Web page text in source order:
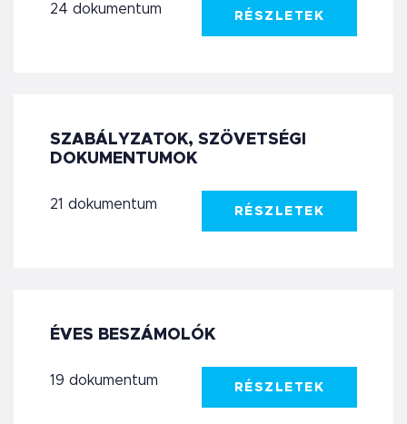
24 dokumentum
RÉSZLETEK
SZABÁLYZATOK, SZÖVETSÉGI
DOKUMENTUMOK
21 dokumentum
RÉSZLETEK
ÉVES BESZÁMOLÓK
19 dokumentum
RÉSZLETEK